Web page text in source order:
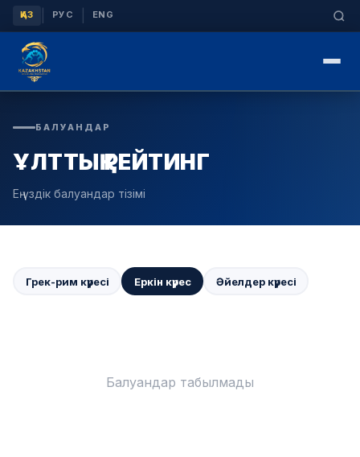
ҚАЗ РУС ENG
БАЛУАНДАР
ҰЛТТЫҚ РЕЙТИНГ
Ең үздік балуандар тізімі
Грек-рим күресі Еркін күрес Әйелдер күресі
Балуандар табылмады